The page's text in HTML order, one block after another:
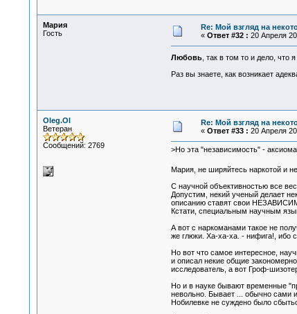
Мария
Гость
Re: Мой взгляд на
« Ответ #32 : 20 Апреля
Любовь, так в том то и дело, что
Раз вы знаете, как возникает
Oleg.Ol
Ветеран
Сообщений: 2769
Re: Мой взгляд на
« Ответ #33 : 20 Апреля
>Но эта "независимость" -
Мария, не ширяйтесь наркотой и
С научной объективностью все
Допустим, некий ученый делает
описанию ставят свои
Кстати, специальным научным
А вот с наркоманами такое не
же глюки. Ха-ха-ха. - нифига!, ибо
Но вот что самое интересное,
и описал некие общие
исследователь, а вот Гроф-
Но и в науке бывают временные
невольно. Бывает ... обычно сами
Нобилевке не суждено было